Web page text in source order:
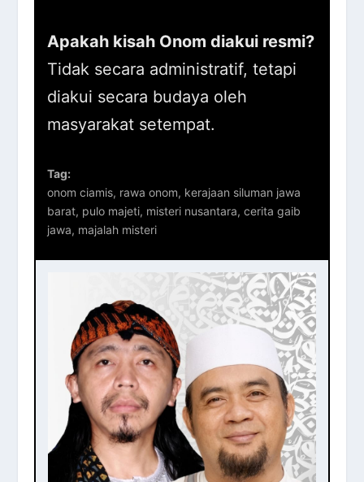
Apakah kisah Onom diakui resmi?
Tidak secara administratif, tetapi
diakui secara budaya oleh
masyarakat setempat.
Tag:
onom ciamis, rawa onom, kerajaan siluman jawa
barat, pulo majeti, misteri nusantara, cerita gaib
jawa, majalah misteri